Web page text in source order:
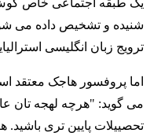
شنیده و تشخیص داده می
ترویج زبان انگلیسی
اما پروفسور هاجک معتقد
می گوید: "هرچه لهجه تان
تحصییلات پایین تری